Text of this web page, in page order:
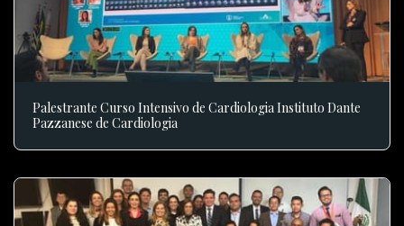
Palestrante Curso Intensivo de Cardiologia Instituto Dante
Pazzanese de Cardiologia